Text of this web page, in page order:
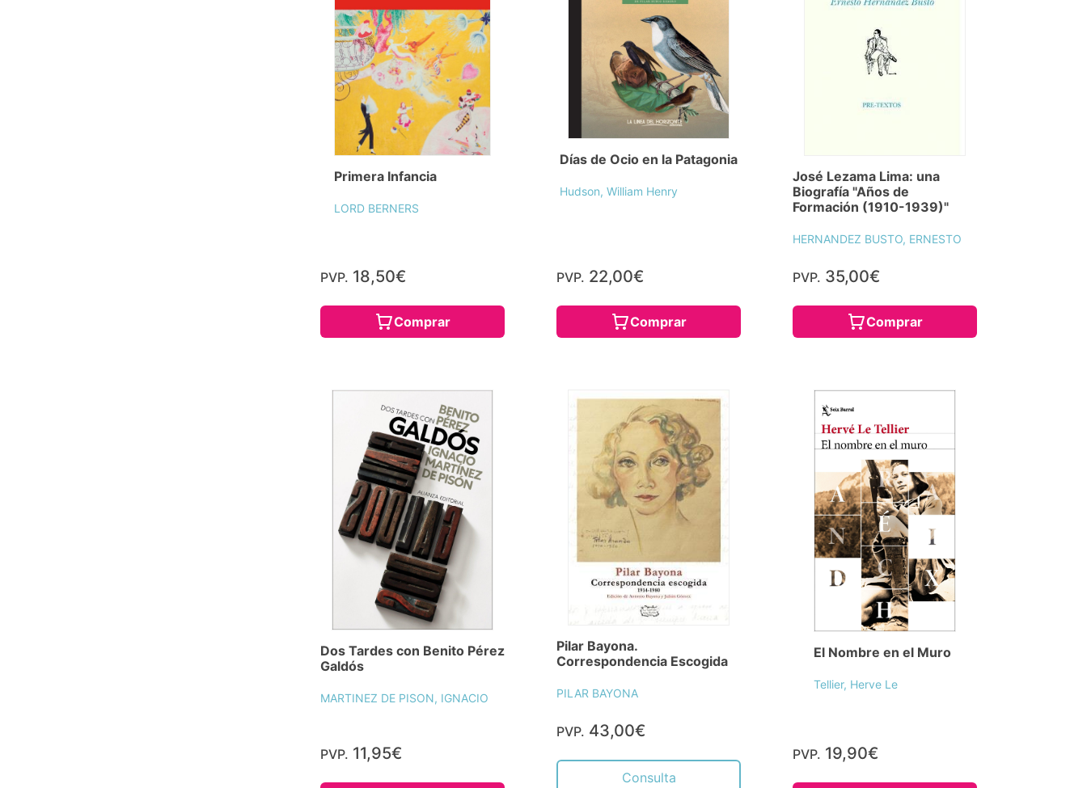
Primera Infancia
LORD BERNERS
PVP. 18,50€
Comprar
Días de Ocio en la Patagonia
Hudson, William Henry
PVP. 22,00€
Comprar
José Lezama Lima: una
Biografía "Años de
Formación (1910-1939)"
HERNANDEZ BUSTO, ERNESTO
PVP. 35,00€
Comprar
Dos Tardes con Benito Pérez
Galdós
MARTINEZ DE PISON, IGNACIO
PVP. 11,95€
Pilar Bayona.
Correspondencia Escogida
PILAR BAYONA
PVP. 43,00€
Consulta
El Nombre en el Muro
Tellier, Herve Le
PVP. 19,90€